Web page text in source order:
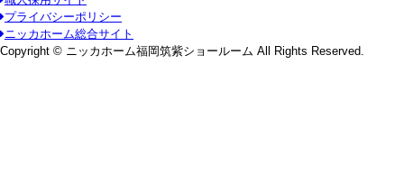
プライバシーポリシー
ニッカホーム総合サイト
Copyright © ニッカホーム福岡筑紫ショールーム All Rights Reserved.